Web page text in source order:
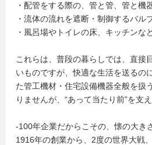
・配管をする際の、管と管、管と機
・流体の流れを遮断・制御するバル
・風呂場やトイレの床、キッチンな
これらは、普段の暮らしでは、直接
いものですが、快適な生活を送るの
た管工機材・住宅設備機器全般を扱
りませんが、“あって当たり前”を支
-100年企業だからこその、懐の大き
1916年の創業から、2度の世界大戦